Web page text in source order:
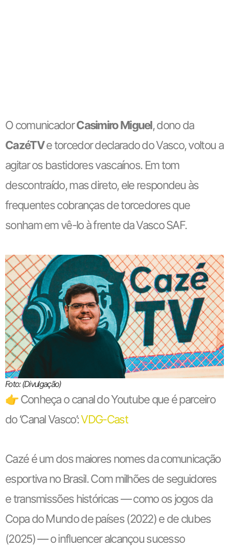
O comunicadorCasimiro Miguel, dono da
CazéTVe torcedor declarado do Vasco, voltou a
agitar os bastidores vascaínos. Em tom
descontraído, mas direto, ele respondeu às
frequentes cobranças de torcedores que
sonham em vê-lo à frente da Vasco SAF.
Foto: (Divulgação)
👉 Conheça o canal do Youtube que é parceiro
do ‘Canal Vasco’:VDG-Cast
Cazé é um dos maiores nomes da comunicação
esportiva no Brasil. Com milhões de seguidores
e transmissões históricas — como os jogos da
Copa do Mundo de países (2022) e de clubes
(2025) — o influencer alcançou sucesso